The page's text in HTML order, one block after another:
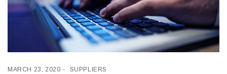
MARCH 23, 2020 SUPPLIERS